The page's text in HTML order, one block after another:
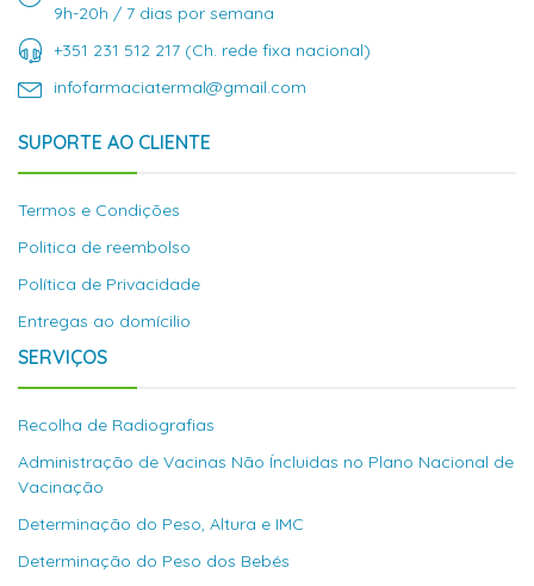
9h-20h / 7 dias por semana
+351 231 512 217 (Ch. rede fixa nacional)
infofarmaciatermal@gmail.com
SUPORTE AO CLIENTE
Termos e Condições
Politica de reembolso
Política de Privacidade
Entregas ao domícilio
SERVIÇOS
Recolha de Radiografias
Administração de Vacinas Não Íncluidas no Plano Nacional de
Vacinação
Determinação do Peso, Altura e IMC
Determinação do Peso dos Bebés